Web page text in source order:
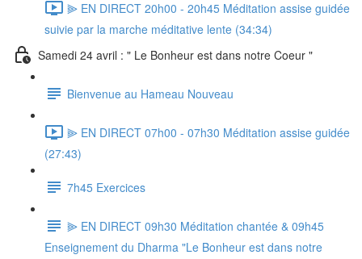
⫸ EN DIRECT 20h00 - 20h45 Méditation assise guidée
suivie par la marche méditative lente (34:34)
Samedi 24 avril : " Le Bonheur est dans notre Coeur "
Bienvenue au Hameau Nouveau
⫸ EN DIRECT 07h00 - 07h30 Méditation assise guidée
(27:43)
7h45 Exercices
⫸ EN DIRECT 09h30 Méditation chantée & 09h45
Enseignement du Dharma "Le Bonheur est dans notre